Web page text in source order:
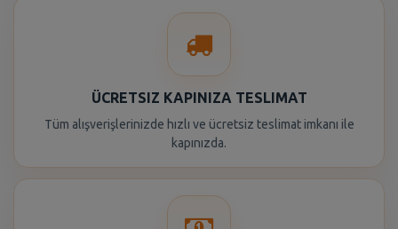
ÜCRETSIZ KAPINIZA TESLIMAT
Tüm alışverişlerinizde hızlı ve ücretsiz teslimat imkanı ile
kapınızda.